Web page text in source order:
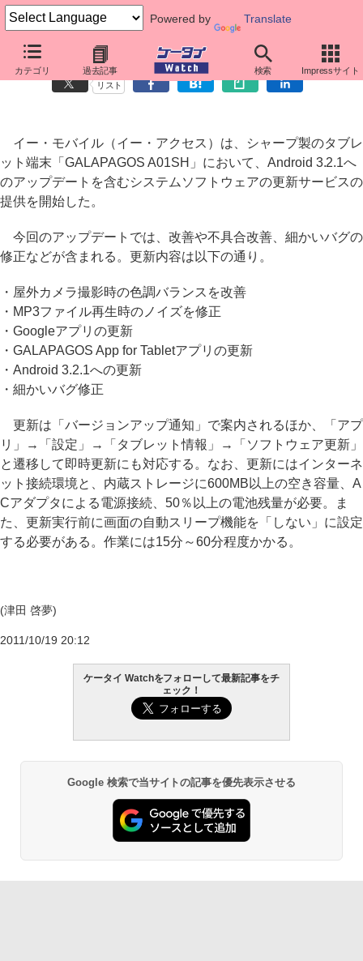
Powered by Translate
カテゴリ 過去記事 検索 Impressサイト
イー・モバイル、「GALAPAGOS A01SH」のソフト更新
リスト
イー・モバイル（イー・アクセス）は、シャープ製のタブレ
ット端末「GALAPAGOS A01SH」において、Android 3.2.1へ
のアップデートを含むシステムソフトウェアの更新サービスの
提供を開始した。
今回のアップデートでは、改善や不具合改善、細かいバグの
修正などが含まれる。更新内容は以下の通り。
・屋外カメラ撮影時の色調バランスを改善
・MP3ファイル再生時のノイズを修正
・Googleアプリの更新
・GALAPAGOS App for Tabletアプリの更新
・Android 3.2.1への更新
・細かいバグ修正
更新は「バージョンアップ通知」で案内されるほか、「アプ
リ」→「設定」→「タブレット情報」→「ソフトウェア更新」
と遷移して即時更新にも対応する。なお、更新にはインターネ
ット接続環境と、内蔵ストレージに600MB以上の空き容量、A
Cアダプタによる電源接続、50％以上の電池残量が必要。ま
た、更新実行前に画面の自動スリープ機能を「しない」に設定
する必要がある。作業には15分～60分程度かかる。
(津田 啓夢)
2011/10/19 20:12
ケータイ Watchをフォローして最新記事をチ
ェック！
Google 検索で当サイトの記事を優先表示させる